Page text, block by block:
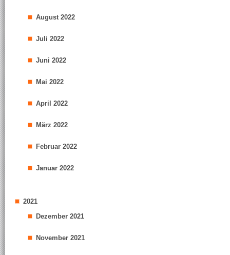
August 2022
Juli 2022
Juni 2022
Mai 2022
April 2022
März 2022
Februar 2022
Januar 2022
2021
Dezember 2021
November 2021